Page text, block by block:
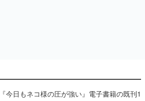
『今日もネコ様の圧が強い』電子書籍の既刊1